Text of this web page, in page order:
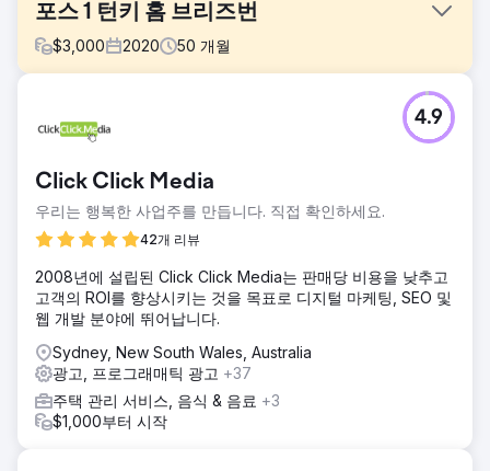
포스 1 턴키 홈 브리즈번
$3,000 2020 50 개월
고객은 자사의 서비스 품질을 반영하는 파트너십을 찾고자
EDGE를 찾았습니다. "와우"라는 감탄을 자아낼 만한 요소가
은 자신들을 위해 최선을 다해 줄 업체가 필요했습니다. 과거
데이터와 계정에 접근할 수 없었던 고객은 EDGE의 업계 전문
성을 활용해야 했습니다. EDGE의 목표는 성과를 달성하는 데
방해가 되는 요소를 제거하고 매달 최소 13건의 신규 주택 계
약을 확보하는 것이었습니다.
솔루션
브랜딩과 인지도 구축을 위해 업계 경험을 바탕으로 리드 양과
전환율 요건을 충족하는 옴니채널 전략을 수립했습니다. 캠페
인이 탄력을 받으면서 고객은 매달 15~20건의 신규 주택 계약
을 꾸준히 확보하고 있습니다.
결과
Click Click Media
우리는 행복한 사업주를 만듭니다. 직접 확인하세요.
42개 리뷰
4.9
2008년에 설립된 Click Click Media는 판매당 비용을 낮추고
고객의 ROI를 향상시키는 것을 목표로 디지털 마케팅, SEO 및
웹 개발 분야에 뛰어납니다.
Sydney, New South Wales, Australia
광고, 프로그래매틱 광고 +37
주택 관리 서비스, 음식 & 음료 +3
$1,000부터 시작